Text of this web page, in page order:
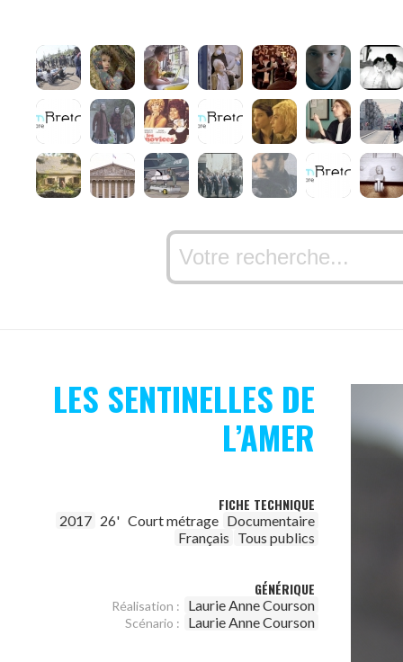
LES SENTINELLES DE
L’AMER
FICHE TECHNIQUE
2017 26' Court métrage Documentaire
Français Tous publics
GÉNÉRIQUE
Réalisation : Laurie Anne Courson
Scénario : Laurie Anne Courson